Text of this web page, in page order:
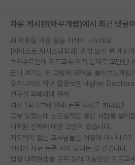
자유 게시판(아무개랩)에서 최근 댓글
AI 학회들 거품 슬슬 지적이 나오네요
[카이스트 AI시스템학과] 면접 보신 분 계신
박사수료인데 지도교수 이직 문제로 고민입
근데 여기는 왜 그렇게 SPK를 물어보는거임?
연구실 후배와의 관계
석사 1학기부터 원래 논문 작성을 하나요?
공부 못했는데 논문실적은 좋은 사람을 싫어
대학원 진학에 대한 고민이 있습니다.
지도력이 없는 교수님들은 어떻게 하시나요?
선배가 자꾸 논문 저자 탐내는 것 같습니다